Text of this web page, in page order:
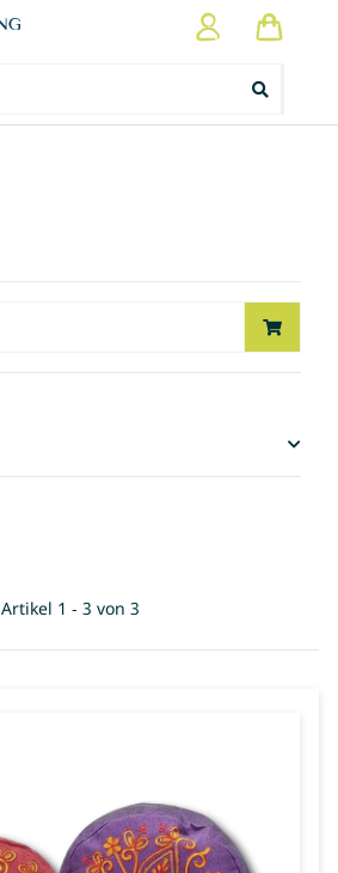
Artikel 1 - 3 von 3